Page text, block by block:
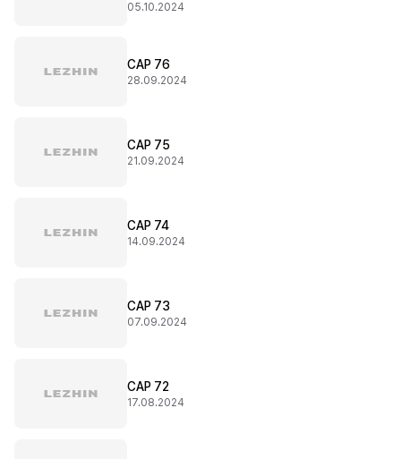
05.10.2024
CAP 76
28.09.2024
CAP 75
21.09.2024
CAP 74
14.09.2024
CAP 73
07.09.2024
CAP 72
17.08.2024